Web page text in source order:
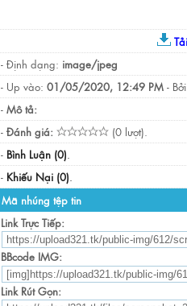
- Định dạng: image/jpeg
- Up vào: 01/05/2020, 12:49 PM -
- Mô tả:
- Đánh giá:
(0 lượt).
- Bình Luận (0).
- Khiếu Nại (0).
Mã nhúng tệp tin
Link Trực Tiếp:
BBcode IMG:
Link Rút Gọn: